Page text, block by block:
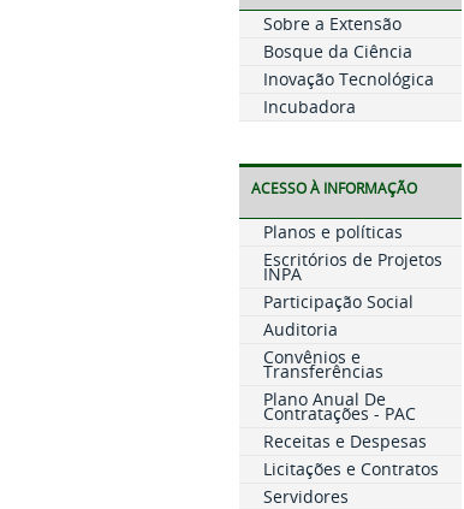
Sobre a Extensão
Bosque da Ciência
Inovação Tecnológica
Incubadora
ACESSO À INFORMAÇÃO
Planos e políticas
Escritórios de Projetos
INPA
Participação Social
Auditoria
Convênios e
Transferências
Plano Anual De
Contratações - PAC
Receitas e Despesas
Licitações e Contratos
Servidores